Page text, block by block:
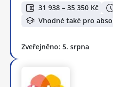
31 938 – 35 350 Kč
Vhodné také pro
Zveřejněno: 5. srpna